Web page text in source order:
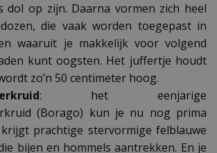
dol op zijn. Daarna vormen zich heel
die vaak worden toegepast in
waaruit je makkelijk voor volgend
kunt oogsten. Het juffertje houdt
zo’n 50 centimeter hoog.
: het eenjarige
(Borago) kun je nu nog prima
prachtige stervormige felblauwe
bijen en hommels aantrekken. En je